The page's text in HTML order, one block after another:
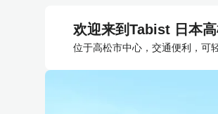
欢迎来到Tabist 日本
位于高松市中心，交通便利，可